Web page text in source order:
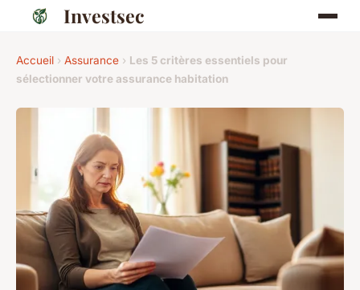
Investsec
Accueil › Assurance › Les 5 critères essentiels pour
sélectionner votre assurance habitation